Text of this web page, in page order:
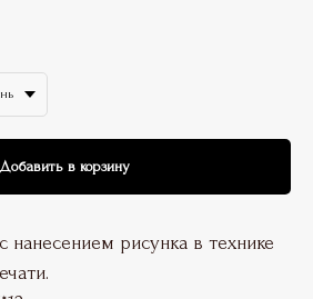
Добавить в корзину
рисунка в технике